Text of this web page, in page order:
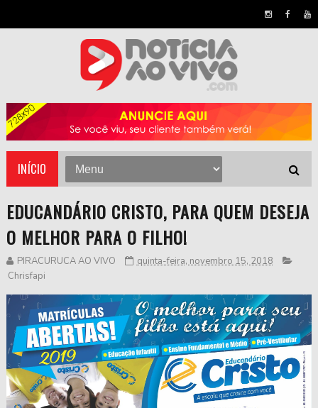
INÍCIO
EDUCANDÁRIO CRISTO, PARA QUEM DESEJA
O MELHOR PARA O FILHO!
PIRACURUCA AO VIVO
quinta-feira, novembro 15, 2018
Chrisfapi